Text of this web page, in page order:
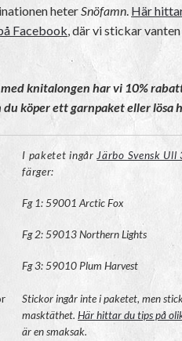
heterSnöfamn. Här
Facebook, där vi stickar
knitalongen har vi 10%
du köper ett garnpaket eller lösa
I paketet ingår Järbo Svensk Ull
färger:
Fg 1: 59001 Arctic Fox
Fg 2: 59013 Northern Lights
Fg 3: 59010 Plum Harvest
Stickor ingår inte i paketet, men
masktäthet.Här hittar du tips på
är en smaksak.